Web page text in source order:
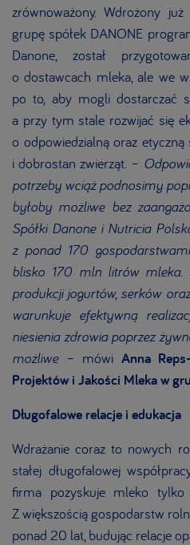
zrównoważony. Wdrożony
grupę spółek DANONE
Danone, został
o dostawcach mleka, ale we
po to, aby mogli dostarczać
a przy tym stale rozwijać się
o odpowiedzialną oraz
i dobrostan zwierząt. –
potrzeby wciąż podnosimy
byłoby możliwe bez
Spółki Danone i Nutricia
z ponad 170
blisko 170 mln litrów mleka.
produkcji jogurtów, serków
warunkuje efektywną
niesienia zdrowia poprzez
możliwe – mówi Anna
Projektów i Jakości Mleka w
Długofalowe relacje i edukacja
Wdrażanie coraz to nowych
stałej długofalowej
firma pozyskuje mleko tylko
Z większością gospodarstw
ponad 20 lat, budując relacje